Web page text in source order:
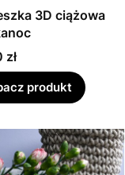
3D ciążowa
zł
produkt